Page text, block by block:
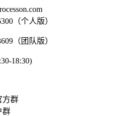
（个人版）
（团队版）
18:30)
群